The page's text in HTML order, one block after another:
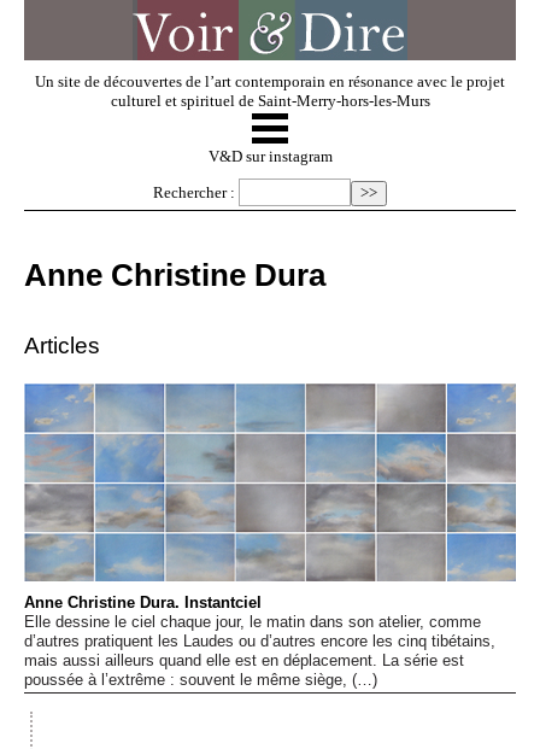
Un site de découvertes de l’art contemporain en résonance avec le projet
culturel et spirituel de Saint-Merry-hors-les-Murs
V & D
Regarder
Dossiers
Événements
Sacré
☰
V&D sur instagram
Rechercher :
Anne Christine Dura
Articles
Anne Christine Dura. Instantciel
Elle dessine le ciel chaque jour, le matin dans son atelier, comme
d’autres pratiquent les Laudes ou d’autres encore les cinq tibétains,
mais aussi ailleurs quand elle est en déplacement. La série est
poussée à l’extrême : souvent le même siège, (…)